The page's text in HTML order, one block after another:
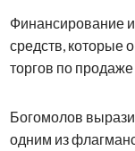
Финансирование
средств, которые
торгов по продаже
Богомолов
одним из